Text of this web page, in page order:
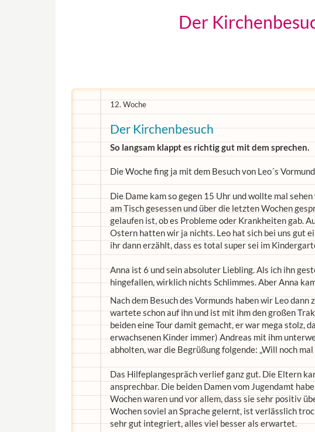
Der
12. Woche
Der Kirchenbesuch
So langsam klappt es richtig gut mit dem sprechen.
Die Woche fing ja mit dem Besuch von Leo´s
Die Dame kam so gegen 15 Uhr und wollte mal
am Tisch gesessen und über die letzten Wochen
gelaufen ist, ob es Probleme oder Krankheiten gab.
Ostern hatten wir ja nichts. Leo hat sich bei uns gut
ihr dann erzählt, dass es total super sei im
Anna ist 6 und sein absoluter Liebling. Als ich ihn
hingefallen, wirklich nichts Schlimmes. Aber Anna
Nach dem Besuch des Vormunds haben wir Leo
wartete schon auf ihn und ist mit ihm den großen
beiden eine Tour damit gemacht, er war mega stolz,
erwachsenen Kinder immer) Andreas mit ihm
abholten, war die Begrüßung folgende: „Will noch
Das Hilfeplangespräch verlief ganz gut. Die Eltern
ansprechbar. Die beiden Damen vom Jugendamt
Wochen waren und vor allem, dass sie sehr positiv
Wochen soviel an Sprache gelernt, ist verlässlich
sehr gut integriert, alles viel besser als erwartet.